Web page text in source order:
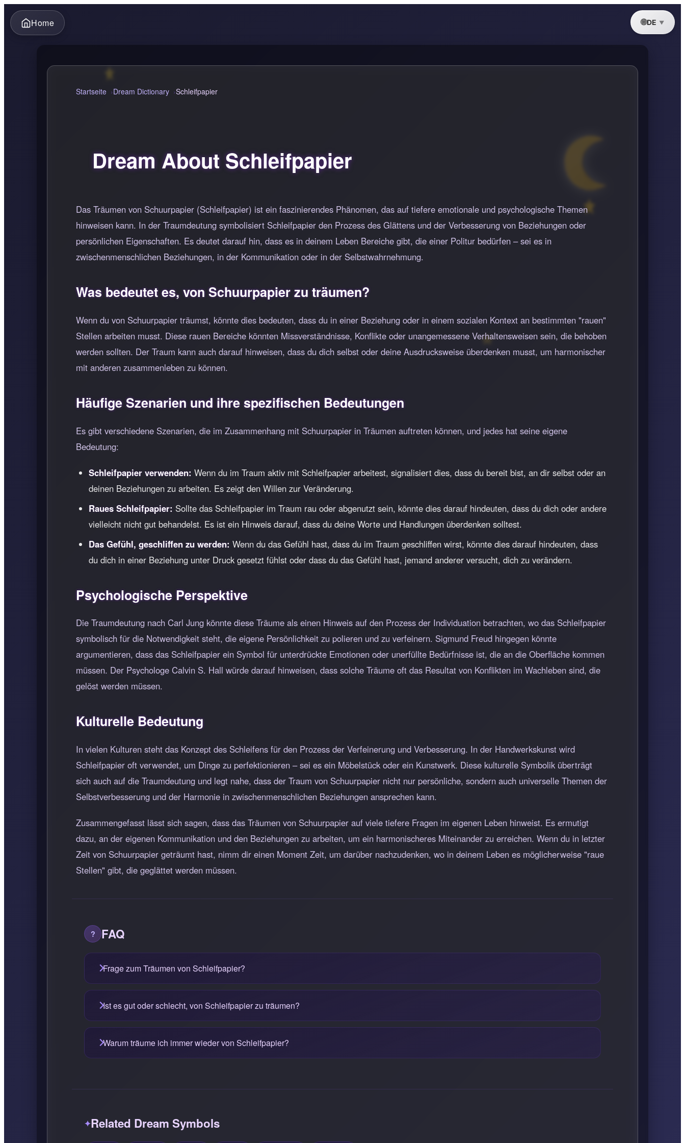
Home DE
Startseite Dream Dictionary Schleifpapier
Dream About Schleifpapier
Das Träumen von Schuurpapier (Schleifpapier) ist ein faszinierendes Phänomen, das auf tiefere emotionale und psychologische Themen
hinweisen kann. In der Traumdeutung symbolisiert Schleifpapier den Prozess des Glättens und der Verbesserung von Beziehungen oder
persönlichen Eigenschaften. Es deutet darauf hin, dass es in deinem Leben Bereiche gibt, die einer Politur bedürfen – sei es in
zwischenmenschlichen Beziehungen, in der Kommunikation oder in der Selbstwahrnehmung.
Was bedeutet es, von Schuurpapier zu träumen?
Wenn du von Schuurpapier träumst, könnte dies bedeuten, dass du in einer Beziehung oder in einem sozialen Kontext an bestimmten "rauen"
Stellen arbeiten musst. Diese rauen Bereiche könnten Missverständnisse, Konflikte oder unangemessene Verhaltensweisen sein, die behoben
werden sollten. Der Traum kann auch darauf hinweisen, dass du dich selbst oder deine Ausdrucksweise überdenken musst, um harmonischer
mit anderen zusammenleben zu können.
Häufige Szenarien und ihre spezifischen Bedeutungen
Es gibt verschiedene Szenarien, die im Zusammenhang mit Schuurpapier in Träumen auftreten können, und jedes hat seine eigene
Bedeutung:
Schleifpapier verwenden: Wenn du im Traum aktiv mit Schleifpapier arbeitest, signalisiert dies, dass du bereit bist, an dir selbst oder an
deinen Beziehungen zu arbeiten. Es zeigt den Willen zur Veränderung.
Raues Schleifpapier: Sollte das Schleifpapier im Traum rau oder abgenutzt sein, könnte dies darauf hindeuten, dass du dich oder andere
vielleicht nicht gut behandelst. Es ist ein Hinweis darauf, dass du deine Worte und Handlungen überdenken solltest.
Das Gefühl, geschliffen zu werden: Wenn du das Gefühl hast, dass du im Traum geschliffen wirst, könnte dies darauf hindeuten, dass
du dich in einer Beziehung unter Druck gesetzt fühlst oder dass du das Gefühl hast, jemand anderer versucht, dich zu verändern.
Psychologische Perspektive
Die Traumdeutung nach Carl Jung könnte diese Träume als einen Hinweis auf den Prozess der Individuation betrachten, wo das Schleifpapier
symbolisch für die Notwendigkeit steht, die eigene Persönlichkeit zu polieren und zu verfeinern. Sigmund Freud hingegen könnte
argumentieren, dass das Schleifpapier ein Symbol für unterdrückte Emotionen oder unerfüllte Bedürfnisse ist, die an die Oberfläche kommen
müssen. Der Psychologe Calvin S. Hall würde darauf hinweisen, dass solche Träume oft das Resultat von Konflikten im Wachleben sind, die
gelöst werden müssen.
Kulturelle Bedeutung
In vielen Kulturen steht das Konzept des Schleifens für den Prozess der Verfeinerung und Verbesserung. In der Handwerkskunst wird
Schleifpapier oft verwendet, um Dinge zu perfektionieren – sei es ein Möbelstück oder ein Kunstwerk. Diese kulturelle Symbolik überträgt
sich auch auf die Traumdeutung und legt nahe, dass der Traum von Schuurpapier nicht nur persönliche, sondern auch universelle Themen der
Selbstverbesserung und der Harmonie in zwischenmenschlichen Beziehungen ansprechen kann.
Zusammengefasst lässt sich sagen, dass das Träumen von Schuurpapier auf viele tiefere Fragen im eigenen Leben hinweist. Es ermutigt
dazu, an der eigenen Kommunikation und den Beziehungen zu arbeiten, um ein harmonischeres Miteinander zu erreichen. Wenn du in letzter
Zeit von Schuurpapier geträumt hast, nimm dir einen Moment Zeit, um darüber nachzudenken, wo in deinem Leben es möglicherweise "raue
Stellen" gibt, die geglättet werden müssen.
FAQ
Frage zum Träumen von Schleifpapier?
Ist es gut oder schlecht, von Schleifpapier zu träumen?
Warum träume ich immer wieder von Schleifpapier?
Related Dream Symbols